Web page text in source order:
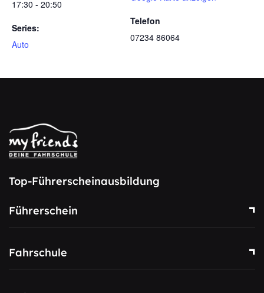
17:30 - 20:50
Series:
Auto
Telefon
07234 86064
Top-Führerscheinausbildung
Führerschein
Fahrschule